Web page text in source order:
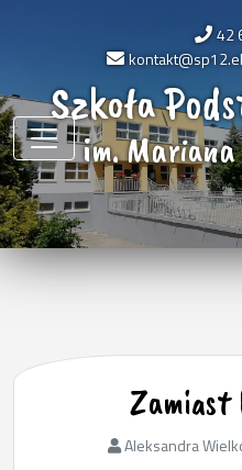
42
Szkoła
im.
Aleksandra